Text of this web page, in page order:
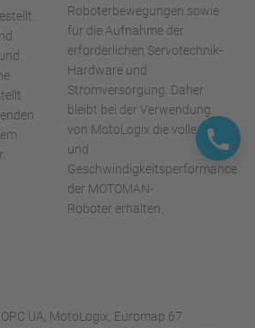
Roboterbewegungen sowie
für die Aufnahme der
erforderlichen Servotechnik-
Hardware und
Stromversorgung. Daher
bleibt bei der Verwendung
von MotoLogix die volle Bahn-
und
Geschwindigkeitsperformance
der MOTOMAN-
Roboter erhalten.
UA, MotoLogix, Euromap 67